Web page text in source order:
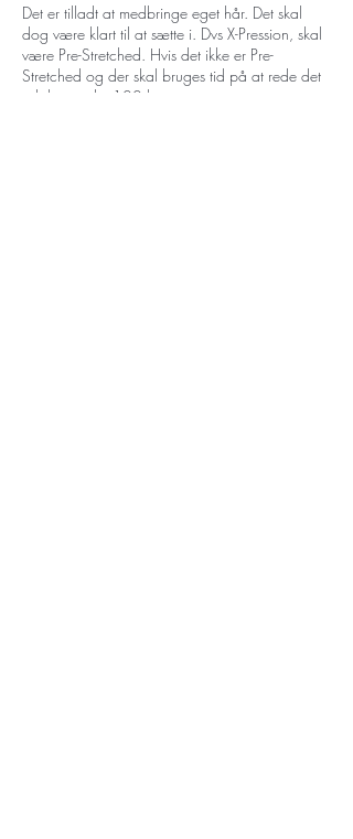
Det er tilladt at medbringe eget hår. Det skal
dog være klart til at sætte i. Dvs X-Pression, skal
være Pre-Stretched. Hvis det ikke er Pre-
Stretched og der skal bruges tid på at rede det
ud, koster det 100 kroner.